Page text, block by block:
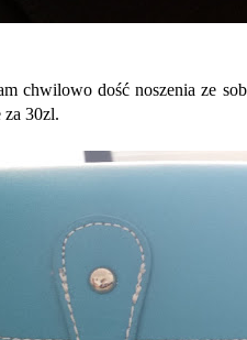
chwilowo dość noszenia ze
30zl.